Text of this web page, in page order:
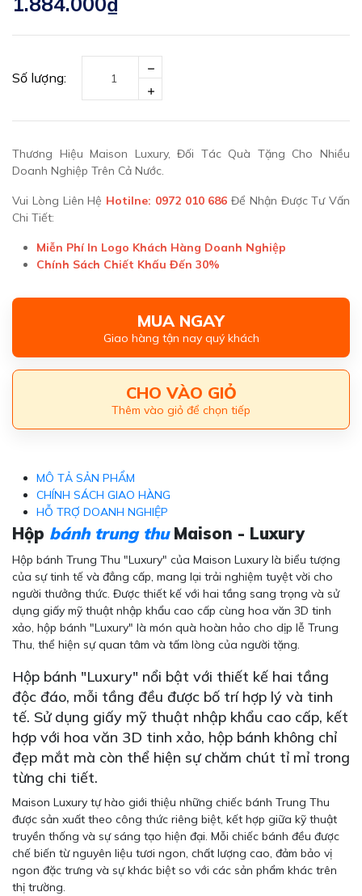
Số lượng:
Thương Hiệu Maison Luxury, Đối Tác Quà Tặng Cho Nhiều
Doanh Nghiệp Trên Cả Nước.
Vui Lòng Liên Hệ Hotilne: 0972 010 686 Để Nhận Được Tư Vấn
Chi Tiết:
Miễn Phí In Logo Khách Hàng Doanh Nghiệp
Chính Sách Chiết Khấu Đến 30%
MUA NGAY
Giao hàng tận nay quý khách
CHO VÀO GIỎ
Thêm vào giỏ để chọn tiếp
MÔ TẢ SẢN PHẨM
CHÍNH SÁCH GIAO HÀNG
HỖ TRỢ DOANH NGHIỆP
Hộp bánh trung thuMaison - Luxury
Hộp bánh Trung Thu "Luxury" của Maison Luxury là biểu tượng
của sự tinh tế và đẳng cấp, mang lại trải nghiệm tuyệt vời cho
người thưởng thức. Được thiết kế với hai tầng sang trọng và sử
dụng giấy mỹ thuật nhập khẩu cao cấp cùng hoa văn 3D tinh
xảo, hộp bánh "Luxury" là món quà hoàn hảo cho dịp lễ Trung
Thu, thể hiện sự quan tâm và tấm lòng của người tặng.
Hộp bánh "Luxury" nổi bật với thiết kế hai tầng
độc đáo, mỗi tầng đều được bố trí hợp lý và tinh
tế. Sử dụng giấy mỹ thuật nhập khẩu cao cấp, kết
hợp với hoa văn 3D tinh xảo, hộp bánh không chỉ
đẹp mắt mà còn thể hiện sự chăm chút tỉ mỉ trong
từng chi tiết.
Maison Luxury tự hào giới thiệu những chiếc bánh Trung Thu
được sản xuất theo công thức riêng biệt, kết hợp giữa kỹ thuật
truyền thống và sự sáng tạo hiện đại. Mỗi chiếc bánh đều được
chế biến từ nguyên liệu tươi ngon, chất lượng cao, đảm bảo vị
ngon đặc trưng và sự khác biệt so với các sản phẩm khác trên
thị trường.